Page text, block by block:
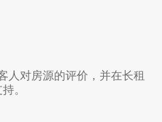
人对房源的评价，并在长租
。